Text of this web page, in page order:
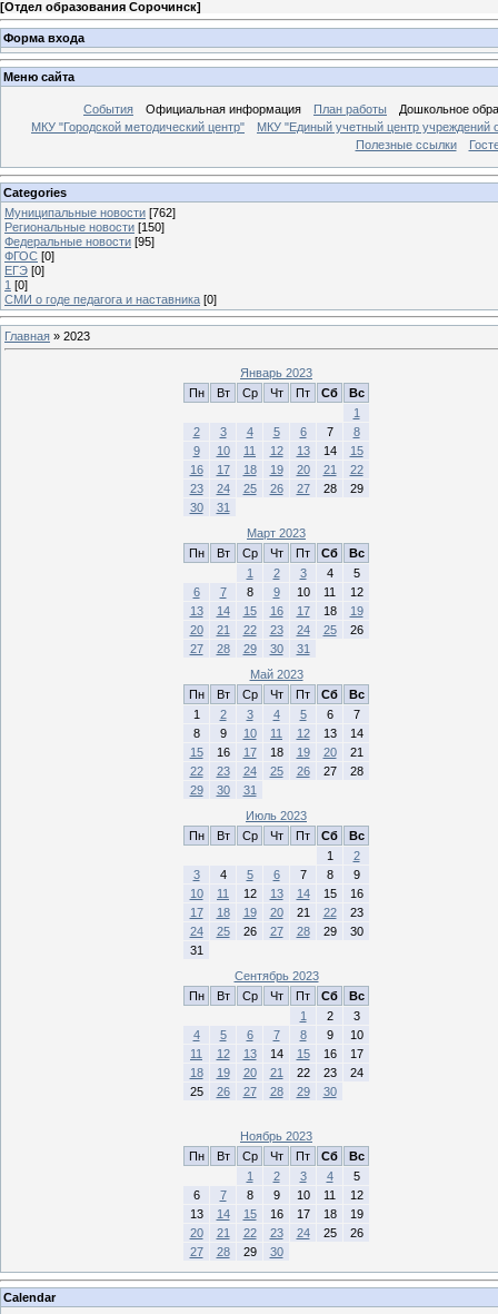
[Отдел образования Сорочинск]
Форма входа
Меню сайта
События Официальная информация План работы
Дошкольное
МКУ "Городской методический центр"
МКУ "Единый учетный центр учреждений
Полезные ссылки
Categories
Муниципальные новости [762]
Региональные новости [150]
Федеральные новости [95]
ФГОС [0]
ЕГЭ [0]
1 [0]
СМИ о годе педагога и наставника [0]
Главная » 2023
Январь 2023
Пн
Вт Ср Чт Пт Сб
Вс
1
2
3 4 5 6 7
8
9
10 11 12 13 14
15
16
17 18 19 20 21
22
23
24 25 26 27 28
29
30
31
Март 2023
Пн
Вт Ср Чт Пт Сб
Вс
1
2 3 4
5
6
7 8 9 10 11
12
13
14 15 16 17 18
19
20
21 22 23 24 25
26
27
28 29 30
31
Май 2023
Пн
Вт Ср Чт Пт Сб
Вс
1
2 3 4 5 6
7
8
9 10 11 12 13
14
15
16 17 18 19 20
21
22
23 24 25 26 27
28
29
30
31
Июль 2023
Пн
Вт Ср Чт Пт Сб
Вс
1
2
3
4 5 6 7 8
9
10
11 12 13 14 15
16
17
18 19 20 21 22
23
24
25 26 27 28 29
30
31
Сентябрь 2023
Пн
Вт Ср Чт Пт Сб
Вс
1
2
3
4
5 6 7 8 9
10
11
12 13 14 15 16
17
18
19 20 21 22 23
24
25
26 27 28 29 30
Ноябрь 2023
Пн
Вт Ср Чт Пт Сб
Вс
1
2 3 4
5
6
7 8 9 10 11
12
13
14 15 16 17 18
19
20
21 22 23 24 25
26
27
28 29 30
Calendar